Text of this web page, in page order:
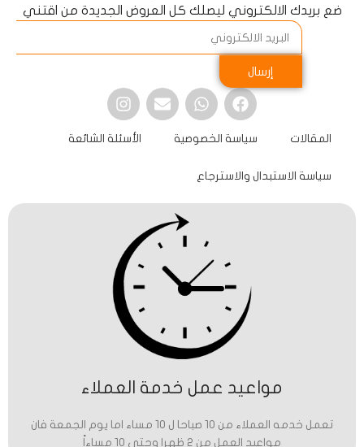
ضع بريدك الالكتروني ليصلك كل العروض الجديدة من اقتني
إرسال
المقالات سياسة الخصوصية الأسئلة الشائعة
سياسة الاستبدال والاسترجاع
مواعيد عمل خدمة العملاء
تعمل خدمه العملاء من 10 صباحا ل 10 مساء اما يوم الجمعة فان
مواعيد العمل من 2 ظهرا وحتى 10 مساءاً